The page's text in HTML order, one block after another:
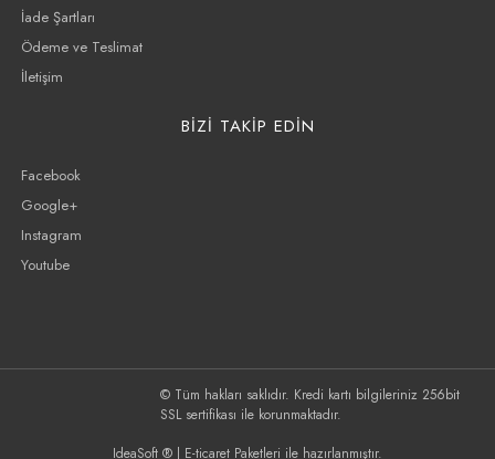
İade Şartları
Ödeme ve Teslimat
İletişim
BİZİ TAKİP EDİN
Facebook
Google+
Instagram
Youtube
© Tüm hakları saklıdır. Kredi kartı bilgileriniz 256bit
SSL sertifikası ile korunmaktadır.
IdeaSoft ® | E-ticaret Paketleri ile hazırlanmıştır.